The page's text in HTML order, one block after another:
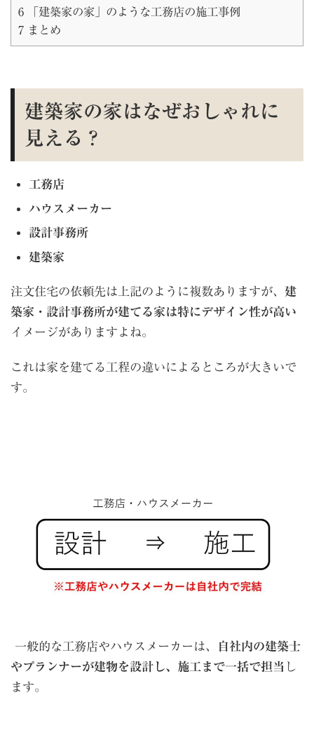
6 「建築家の家」のような工務店の施工事例
7 まとめ
建築家の家はなぜおしゃれに
見える？
工務店
ハウスメーカー
設計事務所
建築家
注文住宅の依頼先は上記のように複数ありますが、 建
築家・設計事務所が建てる家は特にデザイン性が高い
イメージがありますよね。
これは家を建てる工程の違いによるところが大きいで
す。
一般的な工務店やハウスメーカーは、
自社内の建築士
やプランナーが建物を設計し、施工まで一括で担当 し
ます。